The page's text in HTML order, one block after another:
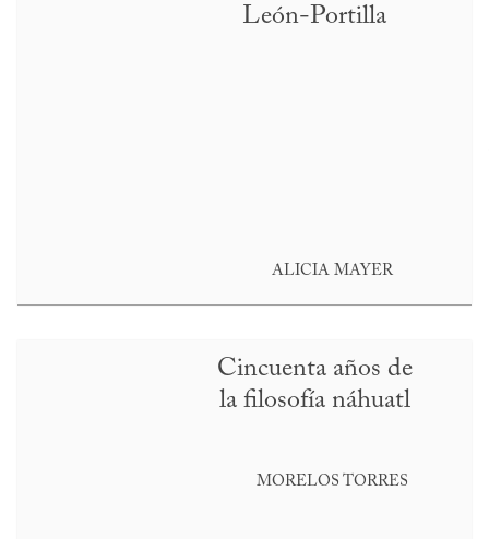
León-Portilla
ALICIA MAYER
Cincuenta años de
la filosofía náhuatl
MORELOS TORRES